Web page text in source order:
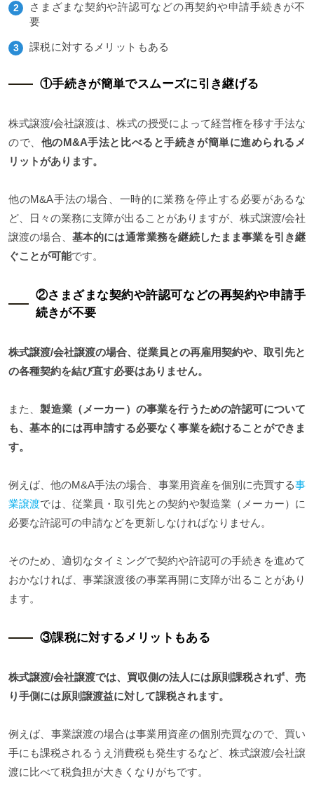
さまざまな契約や許認可などの再契約や申請手続きが不
要
課税に対するメリットもある
①手続きが簡単でスムーズに引き継げる
株式譲渡/会社譲渡は、株式の授受によって経営権を移す手法な
ので、 他のM&A手法と比べると手続きが簡単に進められるメ
リットがあります。
他のM&A手法の場合、一時的に業務を停止する必要があるな
ど、日々の業務に支障が出ることがありますが、株式譲渡/会社
譲渡の場合、 基本的には通常業務を継続したまま事業を引き継
ぐことが可能です。
②さまざまな契約や許認可などの再契約や申請手
続きが不要
株式譲渡/会社譲渡の場合、従業員との再雇用契約や、取引先と
の各種契約を結び直す必要はありません。
また、製造業（メーカー）の事業を行うための許認可について
も、基本的には再申請する必要なく事業を続けることができま
す。
例えば、他のM&A手法の場合、事業用資産を個別に売買する事
業譲渡では、従業員・取引先との契約や製造業（メーカー）に
必要な許認可の申請などを更新しなければなりません。
そのため、適切なタイミングで契約や許認可の手続きを進めて
おかなければ、事業譲渡後の事業再開に支障が出ることがあり
ます。
③課税に対するメリットもある
株式譲渡/会社譲渡では、買収側の法人には原則課税されず、売
り手側には原則譲渡益に対して課税されます。
例えば、事業譲渡の場合は事業用資産の個別売買なので、買い
手にも課税されるうえ消費税も発生するなど、株式譲渡/会社譲
渡に比べて税負担が大きくなりがちです。